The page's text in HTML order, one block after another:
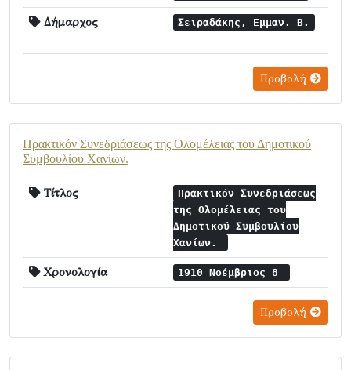
Δήμαρχος Σειραδάκης, Εμμαν. Β.
Προβολή
Πρακτικόν Συνεδριάσεως της Ολομέλειας του Δημοτικού
Συμβουλίου Χανίων.
Τίτλος
Πρακτικόν Συνεδριάσεως
της Ολομέλειας του
Δημοτικού Συμβουλίου
Χανίων.
Χρονολογία 1910 Νοέμβριος 8
Προβολή